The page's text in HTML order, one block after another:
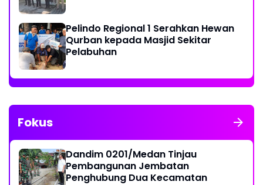
Pelindo Regional 1 Serahkan Hewan
Qurban kepada Masjid Sekitar
Pelabuhan
Fokus
Dandim 0201/Medan Tinjau
Pembangunan Jembatan
Penghubung Dua Kecamatan